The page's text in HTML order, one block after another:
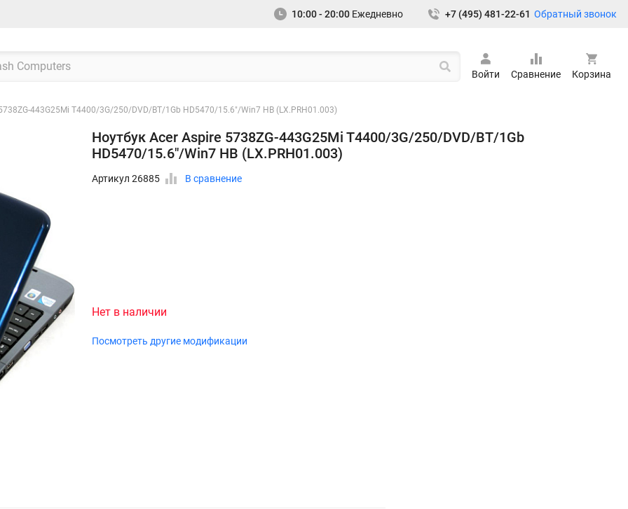
10:00 - 20:00 Ежедневно +7 (495) 481-22-61 Обратный звонок
Войти Сравнение Корзина
443G25Mi T4400/3G/250/DVD/BT/1Gb HD5470/15.6"/Win7 HB (LX.PRH01.003)
Ноутбук Acer Aspire 5738ZG-443G25Mi T4400/3G/250/DVD/BT/1Gb
HD5470/15.6"/Win7 HB (LX.PRH01.003)
Артикул 26885 В сравнение
Нет в наличии
Посмотреть другие модификации